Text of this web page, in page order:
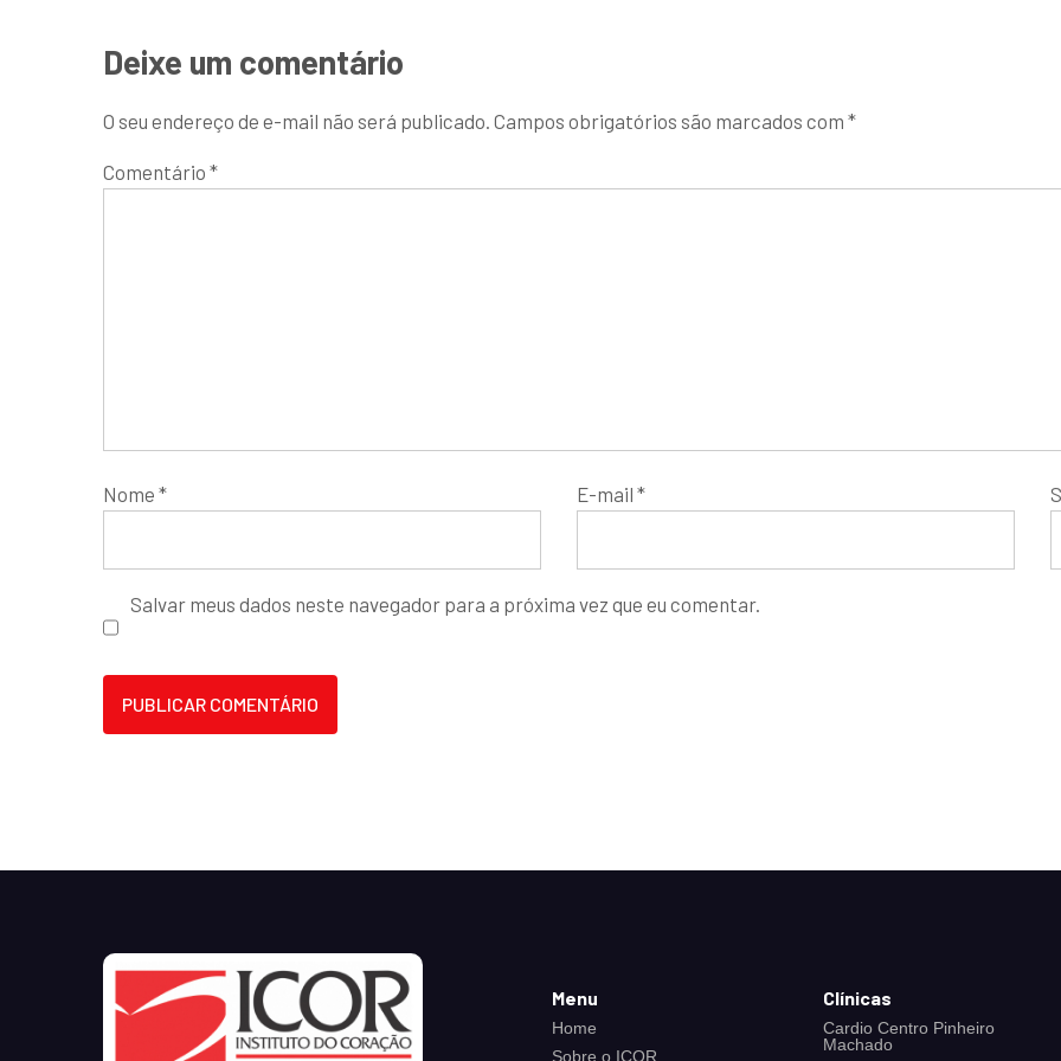
Deixe um comentário
O seu endereço de e-mail não será publicado. Campos obrigatórios são marcados com *
Comentário *
Nome * E-mail *
Salvar meus dados neste navegador para a próxima vez que eu comentar.
Menu
Home
Sobre o ICOR
Clínicas
Cardio Centro Pinheiro
Machado